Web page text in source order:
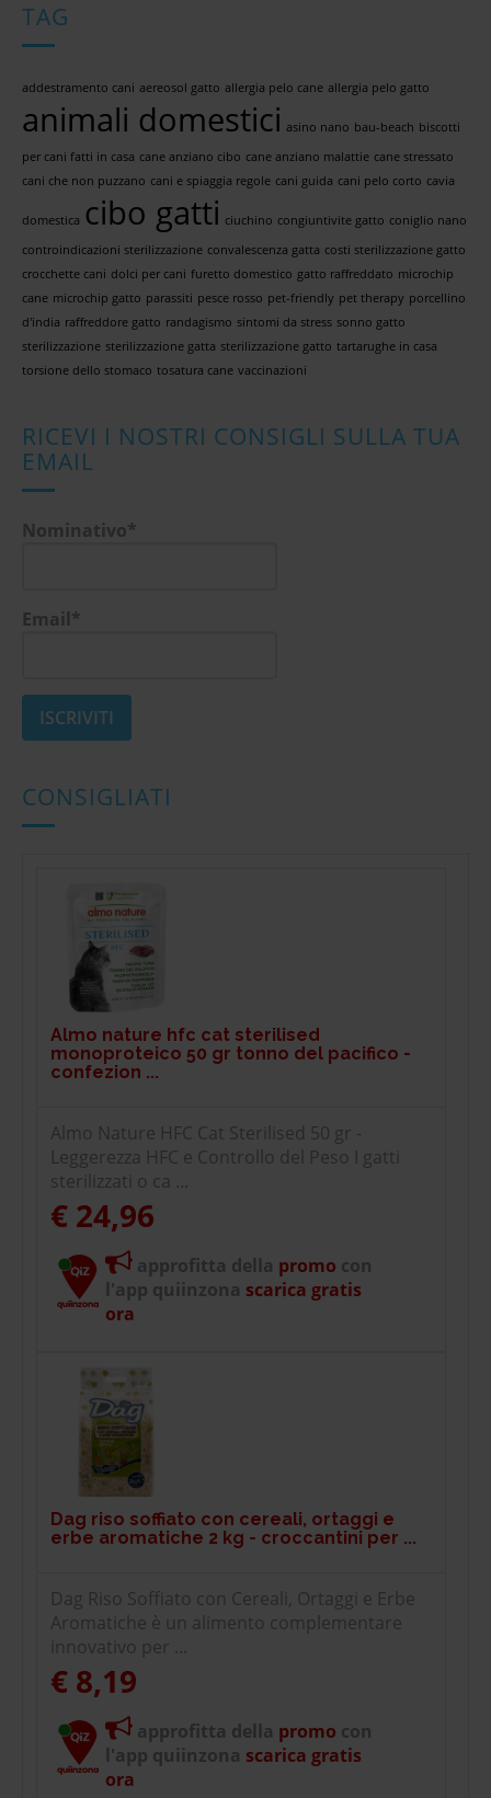
TAG
addestramento cani aereosol gatto allergia pelo cane allergia pelo gatto
animali domestici asino nano bau-beach biscotti
per cani fatti in casa cane anziano cibo cane anziano malattie cane stressato
cani che non puzzano cani e spiaggia regole cani guida cani pelo corto cavia
domestica cibo gatti ciuchino congiuntivite gatto coniglio nano
controindicazioni sterilizzazione convalescenza gatta costi sterilizzazione gatto
crocchette cani dolci per cani furetto domestico gatto raffreddato microchip
cane microchip gatto parassiti pesce rosso pet-friendly pet therapy porcellino
d'india raffreddore gatto randagismo sintomi da stress sonno gatto
sterilizzazione sterilizzazione gatta sterilizzazione gatto tartarughe in casa
torsione dello stomaco tosatura cane vaccinazioni
RICEVI I NOSTRI CONSIGLI SULLA TUA
EMAIL
Nominativo*
Email*
CONSIGLIATI
Almo nature hfc cat sterilised
monoproteico 50 gr tonno del pacifico -
confezion ...
Almo Nature HFC Cat Sterilised 50 gr -
Leggerezza HFC e Controllo del Peso I gatti
sterilizzati o ca ...
€ 24,96
approfitta della promo con
l'app quiinzona scarica gratis
ora
Dag riso soffiato con cereali, ortaggi e
erbe aromatiche 2 kg - croccantini per ...
Dag Riso Soffiato con Cereali, Ortaggi e Erbe
Aromatiche è un alimento complementare
innovativo per ...
€ 8,19
approfitta della promo con
l'app quiinzona scarica gratis
ora